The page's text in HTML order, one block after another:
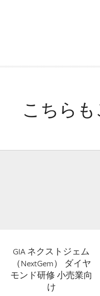
こちら
GIA ネクストジェム
（NextGem） ダイヤ
モンド研修 小売業向
け